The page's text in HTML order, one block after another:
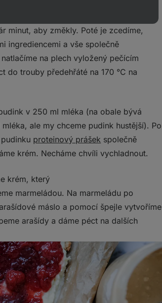
minut, aby změkly. Poté je zcedíme,
ingrediencemi a vše společně
na plech vyložený pečícím
do trouby předehřáté na 170 °C na
v 250 ml mléka (na obale bývá
ale my chceme pudink hustější). Po
proteinový prášek společně
krém. Necháme chvíli vychladnout.
krém, který
marmeládou. Na marmeládu po
máslo a pomocí špejle vytvoříme
arašídy a dáme péct na dalších